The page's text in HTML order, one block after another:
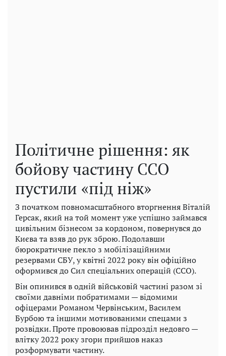
Політичне рішення: як
бойову частину ССО
пустили «під ніж»
З початком повномасштабного вторгнення Віталій
Герсак, який на той момент уже успішно займався
цивільним бізнесом за кордоном, повернувся до
Києва та взяв до рук зброю. Подолавши
бюрократичне пекло з мобілізаційними
резервами СБУ, у квітні 2022 року він офіційно
оформився до Сил спеціальних операцій (ССО).
Він опинився в одній військовій частині разом зі
своїми давніми побратимами — відомими
офіцерами Романом Червінським, Василем
Бурбою та іншими мотивованими спецами з
розвідки. Проте провоював підрозділ недовго —
влітку 2022 року згори прийшов наказ
розформувати частину.